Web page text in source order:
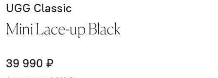
UGG Classic
Mini Lace-up Black
39 990 ₽